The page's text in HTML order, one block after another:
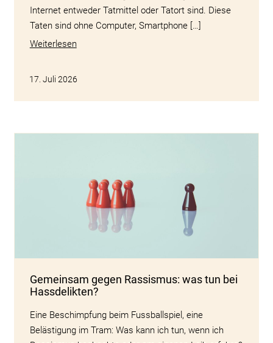
Internet entweder Tatmittel oder Tatort sind. Diese
Taten sind ohne Computer, Smartphone […]
Weiterlesen
17. Juli 2026
Gemeinsam gegen Rassismus: was tun bei
Hassdelikten?
Eine Beschimpfung beim Fussballspiel, eine
Belästigung im Tram: Was kann ich tun, wenn ich